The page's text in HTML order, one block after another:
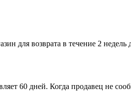
для возврата в течение 2 недель
60 дней. Когда продавец не